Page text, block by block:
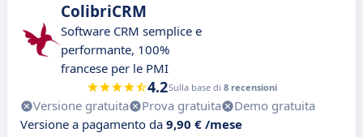
ColibriCRM
Software CRM semplice e
performante, 100%
francese per le PMI
4.2Sulla base di 8 recensioni
Versione gratuita Prova gratuita
Demo gratuita
Versione a pagamento da 9,90 € /mese